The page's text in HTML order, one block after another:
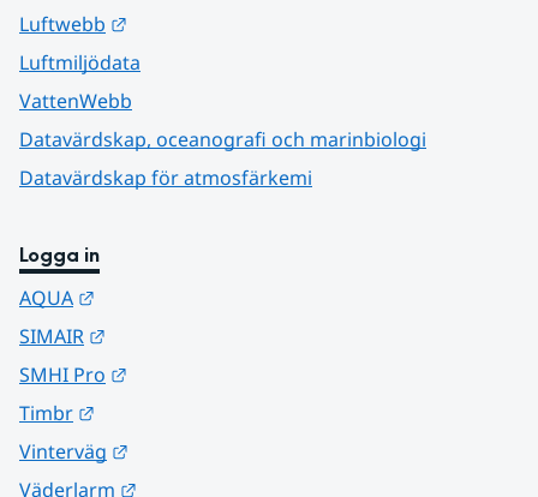
Luftwebb
Luftmiljödata
VattenWebb
Datavärdskap, oceanografi och marinbiologi
Datavärdskap för atmosfärkemi
Logga in
AQUA
SIMAIR
SMHI Pro
Timbr
Vinterväg
Väderlarm